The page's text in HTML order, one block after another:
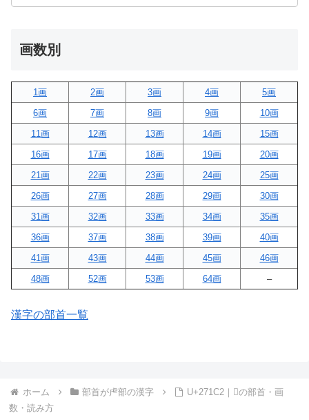
画数別
1画 2画 3画 4画
5画
6画
7画 8画 9画
10画
11画
12画 13画 14画
15画
16画
17画 18画 19画
20画
21画
22画 23画 24画
25画
26画
27画 28画 29画
30画
31画
32画 33画 34画
35画
36画
37画 38画 39画
40画
41画
43画 44画 45画
46画
48画
52画 53画 64画 –
漢字の部首一覧
ホーム 部首が虍部の漢字
U+271C2｜𧇂の部首・画
数・読み方